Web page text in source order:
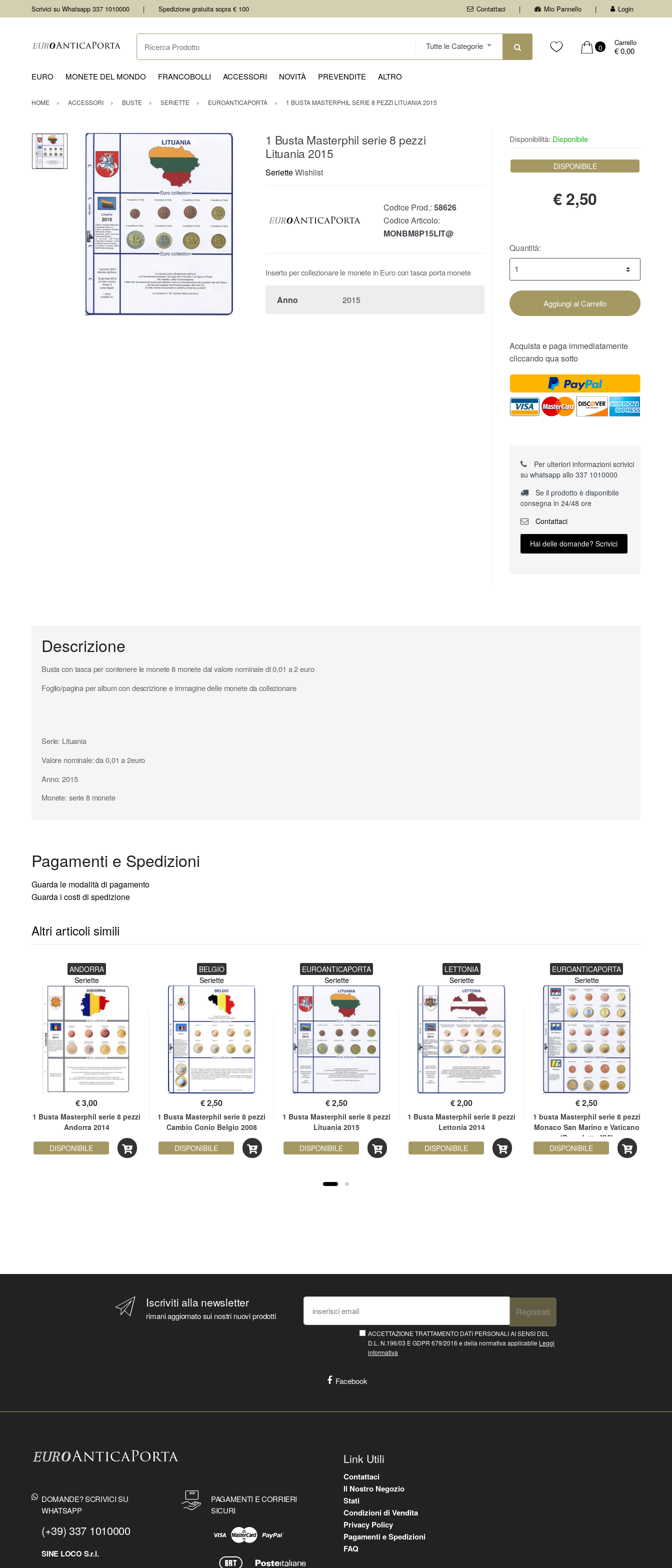
Scrivici su Whatsapp 337 1010000 Spedizione gratuita sopra € 100 Contattaci Mio Pannello Login
Ricerca Prodotto
0
Carrello
€ 0,00
EURO MONETE DEL MONDO FRANCOBOLLI ACCESSORI NOVITÀ PREVENDITE ALTRO
HOME ACCESSORI BUSTE SERIETTE EUROANTICAPORTA 1 BUSTA MASTERPHIL SERIE 8 PEZZI LITUANIA 2015
1 Busta Masterphil serie 8 pezzi
Lituania 2015
SerietteWishlist
Codice Prod.: 58626
Codice Articolo:
MONBM8P15LIT@
Inserto per collezionare le monete in Euro con tasca porta monete
Anno 2015
Disponibilità: Disponibile
DISPONIBILE
€2,50
Quantità:
Aggiungi al Carrello
Acquista e paga immediatamente
cliccando qua sotto
Per ulteriori informazioni scrivici
su whatsapp allo 337 1010000
Se il prodotto è disponibile
consegna in 24/48 ore
Contattaci
Hai delle domande? Scrivici
Descrizione
Busta con tasca per contenere le monete 8 monete dal valore nominale di 0,01 a 2 euro
Foglio/pagina per album con descrizione e immagine delle monete da collezionare
Serie: Lituania
Valore nominale: da 0,01 a 2euro
Anno: 2015
Monete: serie 8 monete
Pagamenti e Spedizioni
Guarda le modalità di pagamento
Guarda i costi di spedizione
Altri articoli simili
ANDORRA
Seriette
€3,00
1 Busta Masterphil serie 8 pezzi
Andorra 2014
DISPONIBILE
BELGIO
Seriette
€2,50
1 Busta Masterphil serie 8 pezzi
Cambio Conio Belgio 2008
DISPONIBILE
EUROANTICAPORTA
Seriette
€2,50
1 Busta Masterphil serie 8 pezzi
Lituania 2015
DISPONIBILE
LETTONIA
Seriette
€2,00
1 Busta Masterphil serie 8 pezzi
Lettonia 2014
DISPONIBILE
EUROANTICAPORTA
Seriette
€2,50
1 busta Masterphil serie 8 pezzi
Monaco San Marino e Vaticano
(Benedetto XVI)
DISPONIBILE
Iscriviti alla newsletter
rimani aggiornato sui nostri nuovi prodotti Registrati
ACCETTAZIONE TRATTAMENTO DATI PERSONALI AI SENSI DEL
D.L. N.196/03 E GDPR 679/2016 e della normativa applicabile Leggi
informativa
Facebook
DOMANDE? SCRIVICI SU
WHATSAPP
(+39) 337 1010000
SINE LOCO S.r.l.
PAGAMENTI E CORRIERI
SICURI
Link Utili
Contattaci
Il Nostro Negozio
Stati
Condizioni di Vendita
Privacy Policy
Pagamenti e Spedizioni
FAQ